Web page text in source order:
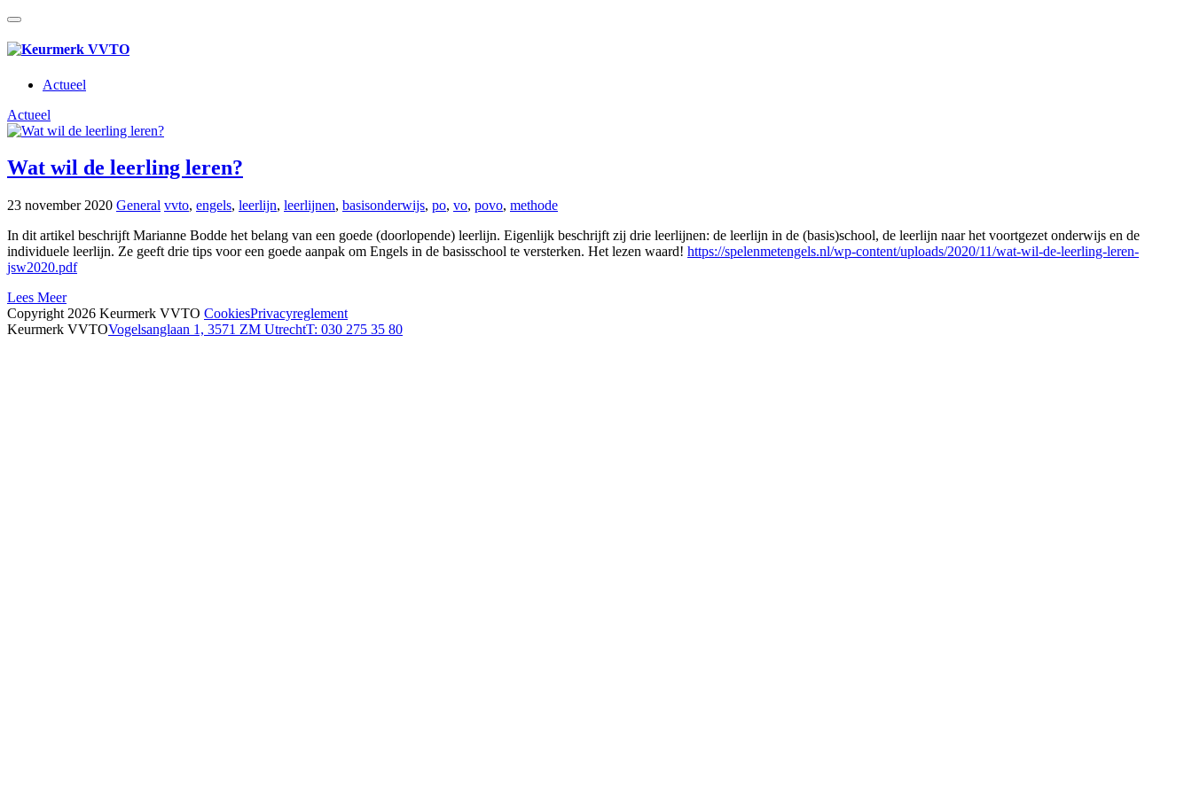
Actueel
Actueel
Wat wil de leerling leren?
23 november 2020 General vvto, engels, leerlijn, leerlijnen, basisonderwijs, po, vo, povo, methode
In dit artikel beschrijft Marianne Bodde het belang van een goede (doorlopende) leerlijn. Eigenlijk beschrijft zij drie leerlijnen: de leerlijn in de (basis)school, de leerlijn naar het voortgezet onderwijs en de
individuele leerlijn. Ze geeft drie tips voor een goede aanpak om Engels in de basisschool te versterken. Het lezen waard! https://spelenmetengels.nl/wp-content/uploads/2020/11/wat-wil-de-leerling-leren-
jsw2020.pdf
Lees Meer
Copyright 2026 Keurmerk VVTO CookiesPrivacyreglement
Keurmerk VVTOVogelsanglaan 1, 3571 ZM UtrechtT: 030 275 35 80